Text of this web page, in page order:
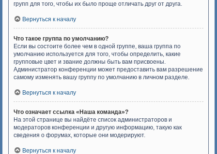
групп для того, чтобы их было проще отличать друг от друга.
Вернуться к началу
Что такое группа по умолчанию?
Если вы состоите более чем в одной группе, ваша группа по
умолчанию используется для того, чтобы определить, какие
групповые цвет и звание должны быть вам присвоены.
Администратор конференции может предоставить вам разрешение
самому изменять вашу группу по умолчанию в личном разделе.
Вернуться к началу
Что означает ссылка «Наша команда»?
На этой странице вы найдёте список администраторов и
модераторов конференции и другую информацию, такую как
сведения о форумах, которые они модерируют.
Вернуться к началу